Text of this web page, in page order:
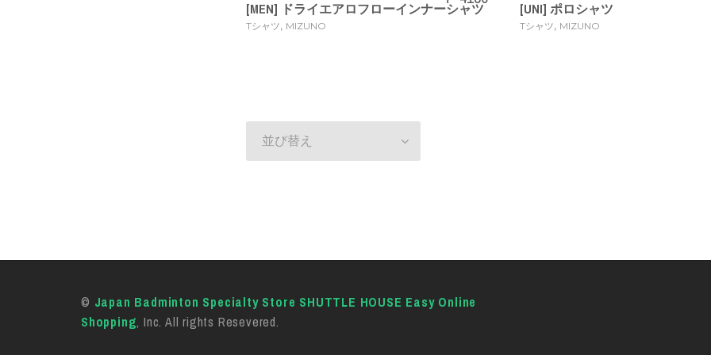
[MEN] ドライエアロフローインナーシャツ
Tシャツ, MIZUNO
[UNI] ポロシャツ
Tシャツ, MIZUNO
並び替え
© Japan Badminton Specialty Store SHUTTLE HOUSE Easy Online
Shopping, Inc. All rights Resevered.